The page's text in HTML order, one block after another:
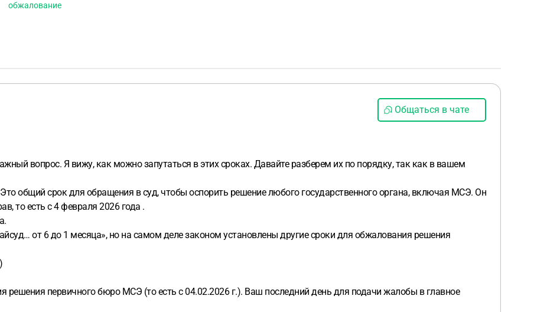
обжалование
Общаться в чате
вопрос. Я вижу, как можно запутаться в этих сроках. Давайте разберем их по порядку, так как в вашем
общий срок для обращения в суд, чтобы оспорить решение любого государственного органа, включая МСЭ. Он
то есть с 4 февраля 2026 года .
от 6 до 1 месяца», но на самом деле законом установлены другие сроки для обжалования решения
решения первичного бюро МСЭ (то есть с 04.02.2026 г.). Ваш последний день для подачи жалобы в главное